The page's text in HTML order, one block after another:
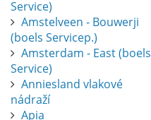
Service)
Amstelveen - Bouwerji
(boels Servicep.)
Amsterdam - East (boels
Service)
Anniesland vlakové
nádraží
Apia